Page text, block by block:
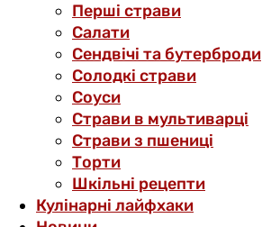
Перші страви
Салати
Сендвічі та бутерброди
Солодкі страви
Соуси
Страви в мультиварці
Страви з пшениці
Торти
Шкільні рецепти
Кулінарні лайфхаки